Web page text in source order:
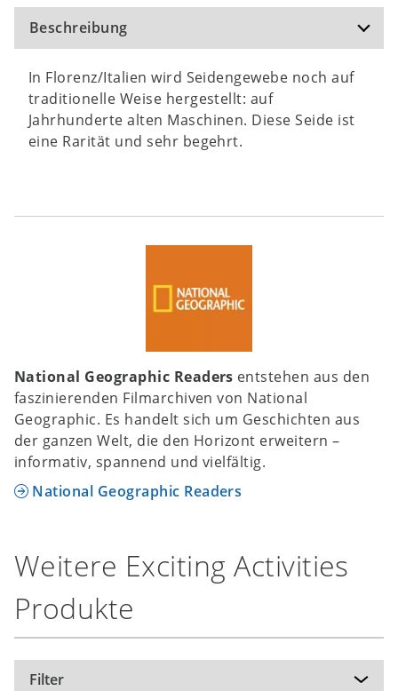
Beschreibung
In Florenz/Italien wird Seidengewebe noch auf
traditionelle Weise hergestellt: auf
Jahrhunderte alten Maschinen. Diese Seide ist
eine Rarität und sehr begehrt.
National Geographic Readers entstehen aus den
faszinierenden Filmarchiven von National
Geographic. Es handelt sich um Geschichten aus
der ganzen Welt, die den Horizont erweitern –
informativ, spannend und vielfältig.
National Geographic Readers
Weitere Exciting Activities
Produkte
Filter